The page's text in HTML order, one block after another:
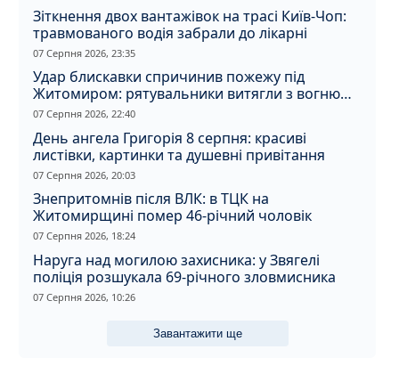
Зіткнення двох вантажівок на трасі Київ-Чоп:
травмованого водія забрали до лікарні
07 Серпня 2026, 23:35
Удар блискавки спричинив пожежу під
Житомиром: рятувальники витягли з вогню
кота
07 Серпня 2026, 22:40
День ангела Григорія 8 серпня: красиві
листівки, картинки та душевні привітання
07 Серпня 2026, 20:03
Знепритомнів після ВЛК: в ТЦК на
Житомирщині помер 46-річний чоловік
07 Серпня 2026, 18:24
Наруга над могилою захисника: у Звягелі
поліція розшукала 69-річного зловмисника
07 Серпня 2026, 10:26
Завантажити ще